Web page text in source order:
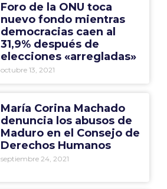
Foro de la ONU toca
nuevo fondo mientras
democracias caen al
31,9% después de
elecciones «arregladas»
octubre 13, 2021
María Corina Machado
denuncia los abusos de
Maduro en el Consejo de
Derechos Humanos
septiembre 24, 2021